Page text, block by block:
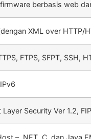
berbasis web
XML over HTTP/
FTPS, SFPT, SSH,
Security Ver 1.2,
– .NET, C, dan Java